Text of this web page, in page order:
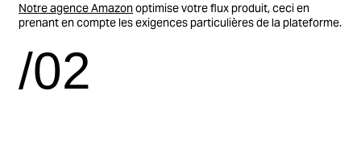
Notre agence Amazonoptimise votre flux produit, ceci en
prenant en compte les exigences particulières de la plateforme.
/02